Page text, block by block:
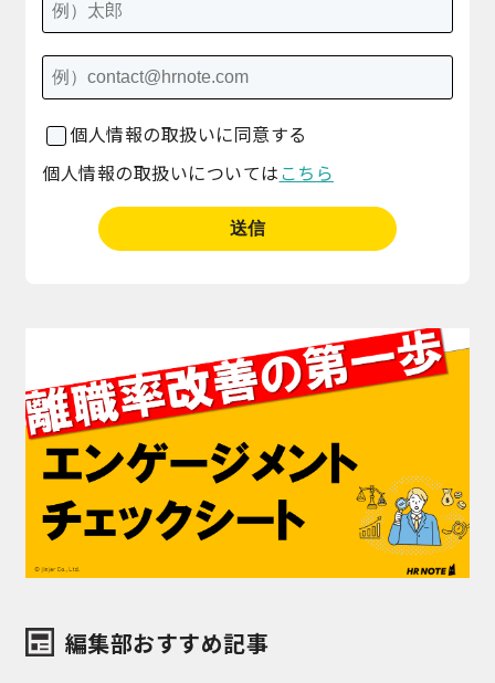
個人情報の取扱いに同意する
個人情報の取扱いについては こちら
編集部おすすめ記事